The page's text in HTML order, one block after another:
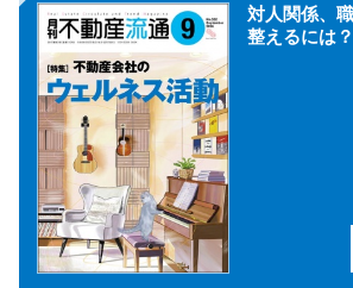
対人関係、
整えるには？